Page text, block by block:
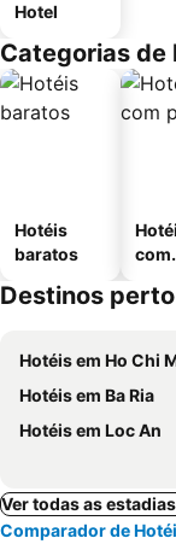
Hotel
Categorias de
Hotéis
baratos
com
Destinos
Hotéis em Ho Chi
Hotéis em Ba Ria
Hotéis em Loc An
Ver todas as
Comparador de